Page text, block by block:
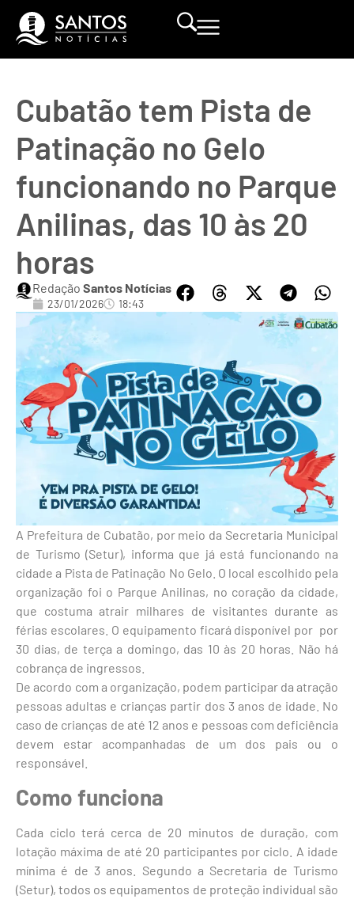
Cubatão tem Pista de
Patinação no Gelo
funcionando no Parque
Anilinas, das 10 às 20
horas
Redação Santos Notícias
23/01/2026 18:43
A Prefeitura de Cubatão, por meio da Secretaria Municipal
de Turismo (Setur), informa que já está funcionando na
cidade a Pista de Patinação No Gelo. O local escolhido pela
organização foi o Parque Anilinas, no coração da cidade,
que costuma atrair milhares de visitantes durante as
férias escolares. O equipamento ficará disponível por por
30 dias, de terça a domingo, das 10 às 20 horas. Não há
cobrança de ingressos.
De acordo com a organização, podem participar da atração
pessoas adultas e crianças partir dos 3 anos de idade. No
caso de crianças de até 12 anos e pessoas com deficiência
devem estar acompanhadas de um dos pais ou o
responsável.
Como funciona
Cada ciclo terá cerca de 20 minutos de duração, com
lotação máxima de até 20 participantes por ciclo. A idade
mínima é de 3 anos. Segundo a Secretaria de Turismo
(Setur), todos os equipamentos de proteção individual são